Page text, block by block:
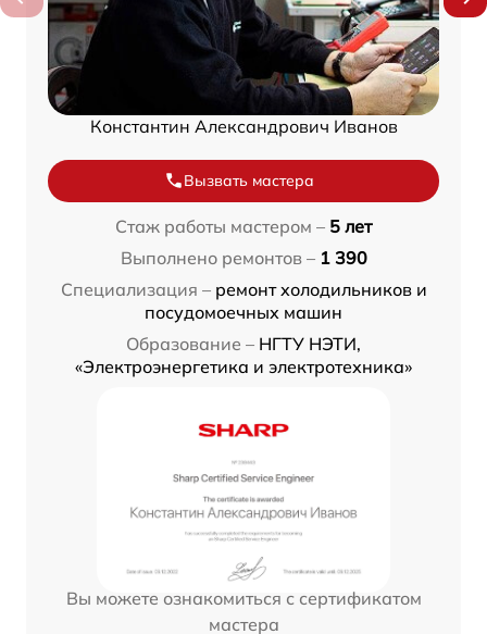
Константин Александрович Иванов
Вызвать мастера
Стаж работы мастером – 5 лет
Выполнено ремонтов – 1 390
Специализация – ремонт холодильников и
посудомоечных машин
Образование – НГТУ НЭТИ,
«Электроэнергетика и электротехника»
Вы можете ознакомиться с сертификатом
мастера